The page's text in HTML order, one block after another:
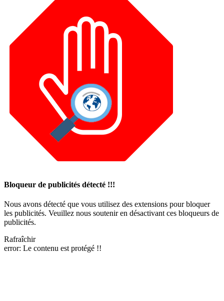
Bloqueur de publicités détecté !!!
Nous avons détecté que vous utilisez des extensions pour bloquer
les publicités. Veuillez nous soutenir en désactivant ces bloqueurs de
publicités.
Rafraîchir
error: Le contenu est protégé !!